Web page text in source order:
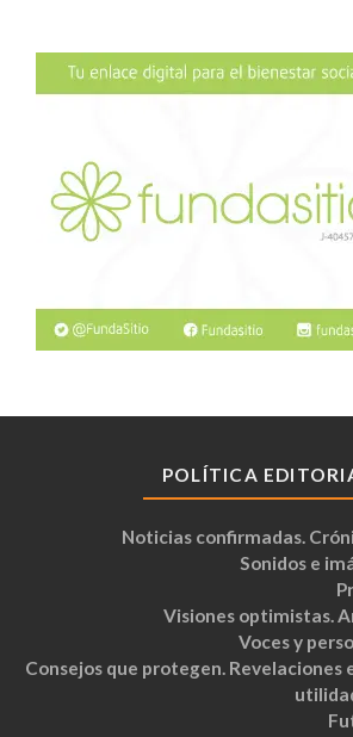
POLÍTICA
Noticias confirmadas.
Sonidos e
Visiones optimistas.
Voces y
Consejos que protegen. Revelaciones